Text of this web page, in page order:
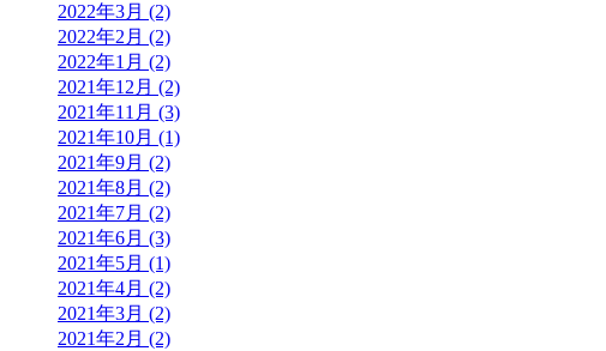
2022年3月 (2)
2022年2月 (2)
2022年1月 (2)
2021年12月 (2)
2021年11月 (3)
2021年10月 (1)
2021年9月 (2)
2021年8月 (2)
2021年7月 (2)
2021年6月 (3)
2021年5月 (1)
2021年4月 (2)
2021年3月 (2)
2021年2月 (2)